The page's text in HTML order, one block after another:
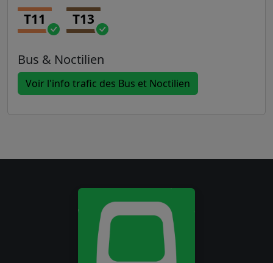
T11 T13
Bus & Noctilien
Voir l'info trafic des Bus et Noctilien